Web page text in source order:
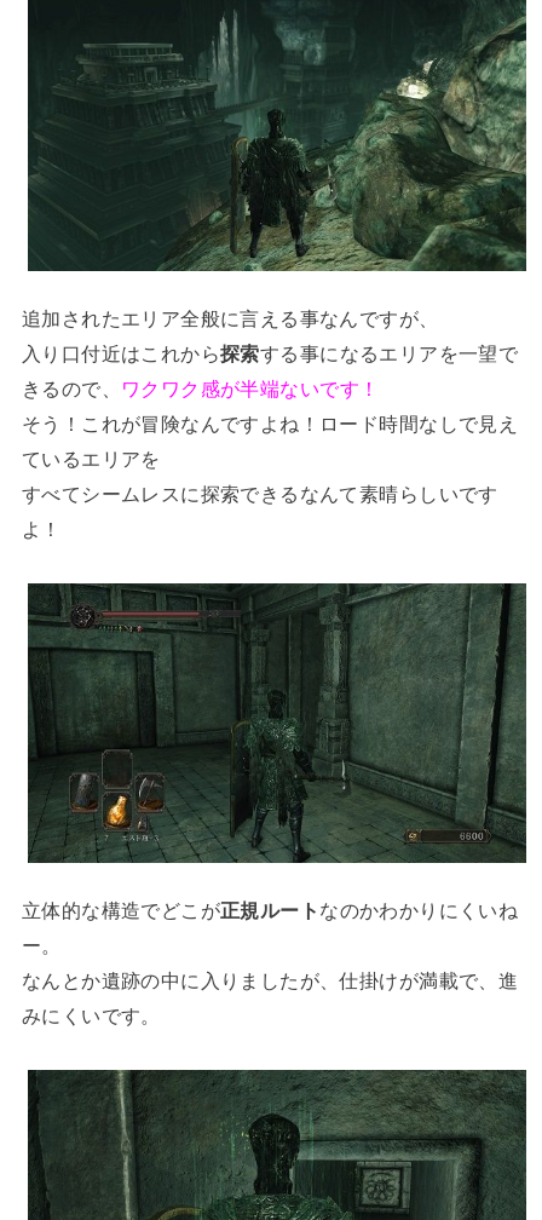
追加されたエリア全般に言える事なんですが、
入り口付近はこれから探索する事になるエリアを一望で
きるので、
ワクワク感が半端ないです！
そう！これが冒険なんですよね！ロード時間なしで見え
ているエリアを
すべてシームレスに探索できるなんて素晴らしいです
よ！
立体的な構造でどこが正規ルート なのかわかりにくいね
ー。
なんとか遺跡の中に入りましたが、仕掛けが満載で、進
みにくいです。